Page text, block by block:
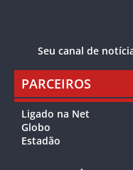
Seu canal de
PARCEIROS
Ligado na Net
Globo
Estadão